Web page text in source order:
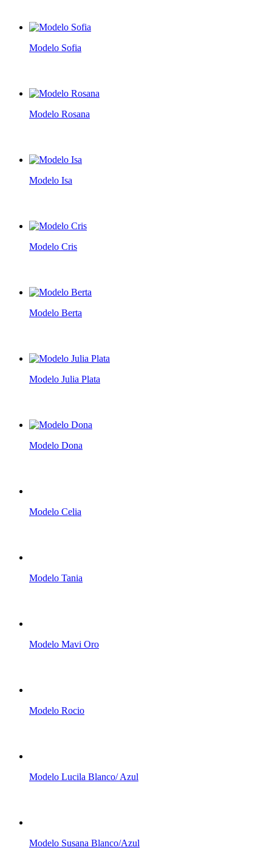
Modelo Sofia
Modelo Rosana
Modelo Isa
Modelo Cris
Modelo Berta
Modelo Julia Plata
Modelo Dona
Modelo Celia
Modelo Tania
Modelo Mavi Oro
Modelo Rocio
Modelo Lucila Blanco/ Azul
Modelo Susana Blanco/Azul